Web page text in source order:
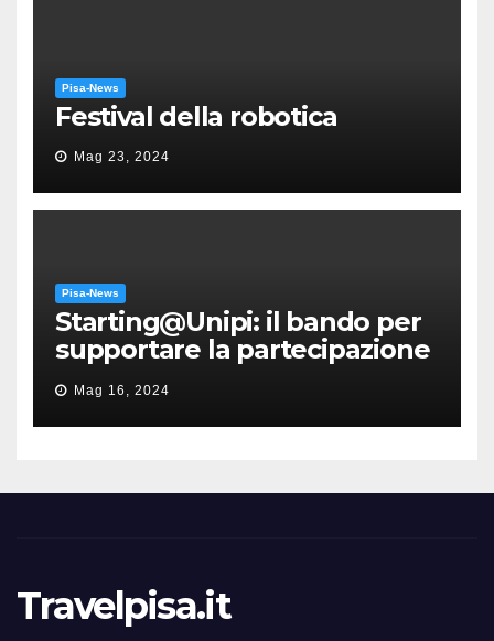
Pisa-News
Festival della robotica
Mag 23, 2024
Pisa-News
Starting@Unipi: il bando per
supportare la partecipazione
all’ERC Starting Grant
Mag 16, 2024
Travelpisa.it